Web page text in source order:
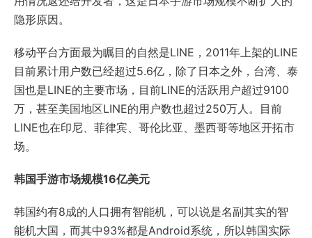
隐形原因。
移动平台方面最为瞩目的自然是LINE，2011年上架的LINE
目前累计用户数已经超过5.6亿，除了日本之外，台湾、泰
国也是LINE的主要市场，目前LINE的活跃用户超过9100
万，甚至美国地区LINE的用户数也超过250万人。目前
LINE也在印尼、菲律宾、哥伦比亚、墨西哥等地区开拓市
场。
韩国手游市场规模16亿美元
韩国约有8成的人口拥有智能机，可以说是名副其实的智
能机大国，而其中93%都是Android系统，所以韩国实际